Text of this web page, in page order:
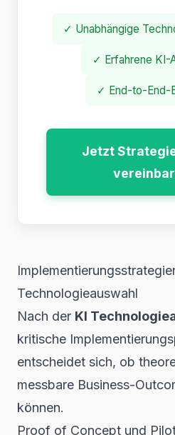
✓ Unabhängige
✓ Erfahrene KI-
✓ End-to-End-
Jetzt
Technologieauswahl
Nach der KI
kritische
entscheidet sich, ob
messbare Business-
können.
Proof of Concept und